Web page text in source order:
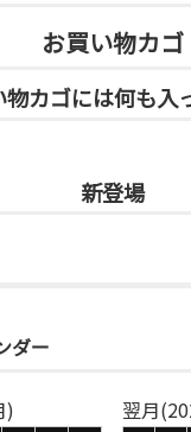
お買い物カゴ
カゴには何も入
新登場
ダー
)
翌月